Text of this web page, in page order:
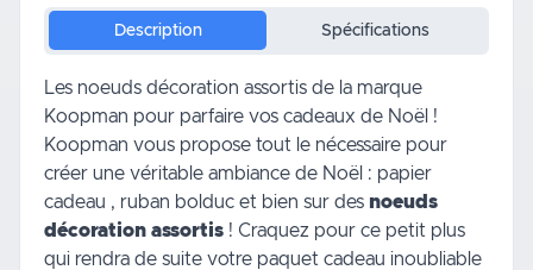
Description Spécifications
Les noeuds décoration assortis de la marque
Koopman pour parfaire vos cadeaux de Noël !
Koopman vous propose tout le nécessaire pour
créer une véritable ambiance de Noël : papier
cadeau , ruban bolduc et bien sur des noeuds
décoration assortis ! Craquez pour ce petit plus
qui rendra de suite votre paquet cadeau inoubliable